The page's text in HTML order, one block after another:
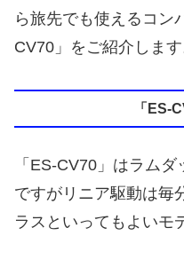
ら旅先でも使えるコン
CV70」をご紹介します
「ES-
「ES-CV70」はラム
ですがリニア駆動は毎
ラスといってもよいモ